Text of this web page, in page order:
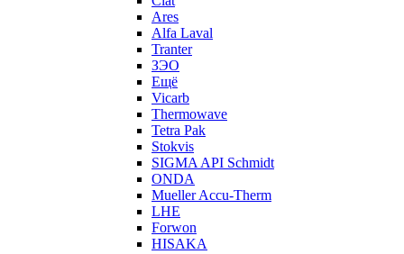
Ares
Alfa Laval
Tranter
ЗЭО
Ещё
Vicarb
Thermowave
Tetra Pak
Stokvis
SIGMA API Schmidt
ONDA
Mueller Accu-Therm
LHE
Forwon
HISAKA